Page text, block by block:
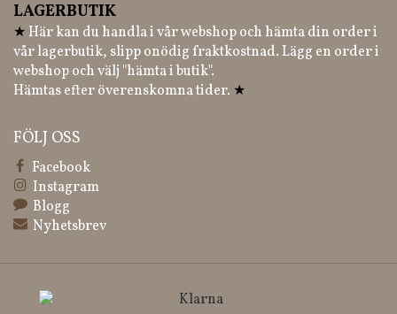
LAGERBUTIK
★ Här kan du handla i vår webshop och hämta din order i
vår lagerbutik, slipp onödig fraktkostnad. Lägg en order i
webshop och välj "hämta i butik".
Hämtas efter överenskomna tider. ★
FÖLJ OSS
Facebook
Instagram
Blogg
Nyhetsbrev